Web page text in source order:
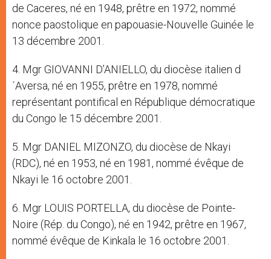
de Caceres, né en 1948, prêtre en 1972, nommé
nonce paostolique en papouasie-Nouvelle Guinée le
13 décembre 2001.
4. Mgr GIOVANNI D’ANIELLO, du diocèse italien d
´Aversa, né en 1955, prêtre en 1978, nommé
représentant pontifical en République démocratique
du Congo le 15 décembre 2001.
5. Mgr DANIEL MIZONZO, du diocèse de Nkayi
(RDC), né en 1953, né en 1981, nommé évêque de
Nkayi le 16 octobre 2001.
6. Mgr LOUIS PORTELLA, du diocèse de Pointe-
Noire (Rép. du Congo), né en 1942, prêtre en 1967,
nommé évêque de Kinkala le 16 octobre 2001.